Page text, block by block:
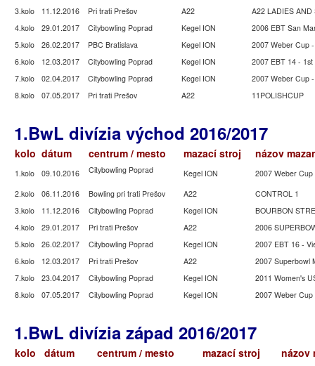
3.kolo
11.12.2016 Pri trati Prešov A22
A22 LADIES AND
4.kolo
29.01.2017 Citybowling Poprad Kegel ION
2006 EBT San
5.kolo
26.02.2017 PBC Bratislava Kegel ION
2007 Weber Cup
6.kolo
12.03.2017 Citybowling Poprad Kegel ION
2007 EBT 14 -
7.kolo
02.04.2017 Citybowling Poprad Kegel ION
2007 Weber Cup
8.kolo
07.05.2017 Pri trati Prešov A22 11POLISHCUP
1.BwL divízia východ 2016/2017
kolo dátum centrum / mesto mazací stroj názov
1.kolo 09.10.2016 Citybowling Poprad Kegel ION
2007 Weber Cup
2.kolo
06.11.2016 Bowling pri trati Prešov A22
CONTROL 1
3.kolo
11.12.2016 Citybowling Poprad Kegel ION
BOURBON
4.kolo
29.01.2017 Pri trati Prešov A22
2006
5.kolo
26.02.2017 Citybowling Poprad Kegel ION
2007 EBT 16 -
6.kolo
12.03.2017 Pri trati Prešov A22
2007 Superbowl
7.kolo
23.04.2017 Citybowling Poprad Kegel ION
2011 Women's
8.kolo
07.05.2017 Citybowling Poprad Kegel ION 2007 Weber Cup
1.BwL divízia západ 2016/2017
kolo dátum centrum / mesto mazací stroj názov